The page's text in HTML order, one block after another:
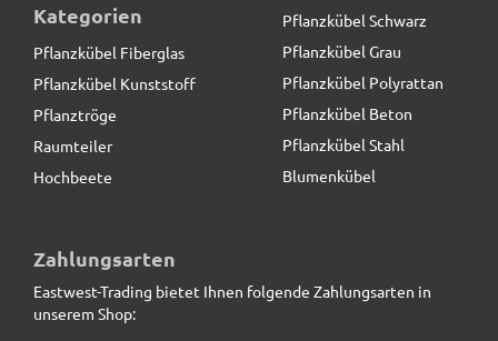
optional)
239,50 € *
Kategorien
Pflanzkübel Fiberglas
Pflanzkübel Kunststoff
Pflanztröge
Raumteiler
Hochbeete
Pflanzkübel Schwarz
Pflanzkübel Grau
Pflanzkübel Polyrattan
Pflanzkübel Beton
Pflanzkübel Stahl
Blumenkübel
Zahlungsarten
Eastwest-Trading bietet Ihnen folgende Zahlungsarten in
unserem Shop: